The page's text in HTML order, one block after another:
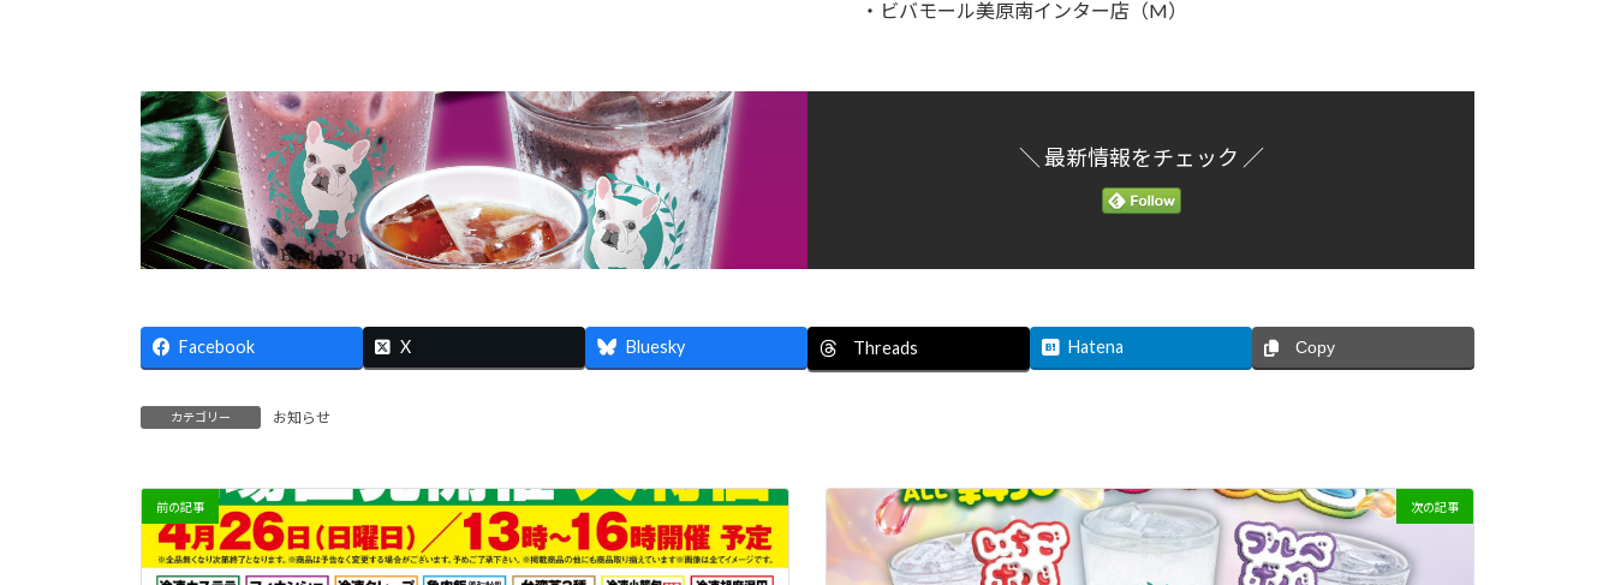
・ビバモール美原南インター店（M）
＼ 最新情報をチェック ／
Facebook X Bluesky Threads Hatena Copy
カテゴリー お知らせ
前の記事 次の記事